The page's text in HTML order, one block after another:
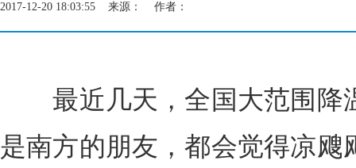
2017-12-20 18:03:55 来源： 作者：
最近几天，全国大范围降
是南方的朋友，都会觉得凉